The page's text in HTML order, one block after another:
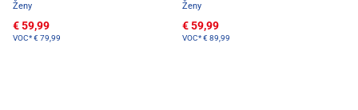
Ženy
€ 59,99
VOC*€ 79,99
Ženy
€ 59,99
VOC*€ 89,99